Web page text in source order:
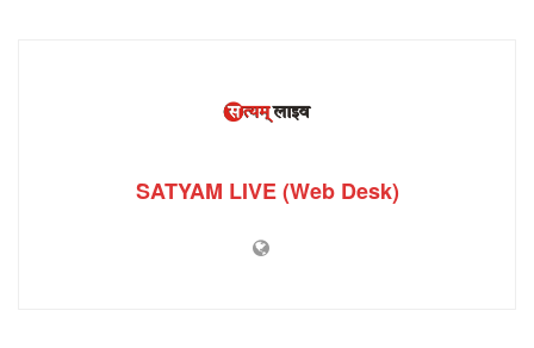
SATYAM LIVE (Web Desk)